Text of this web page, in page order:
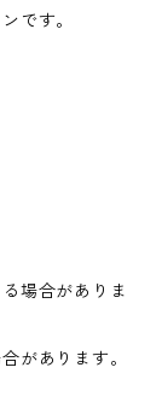
です。
場合がありま
があります。